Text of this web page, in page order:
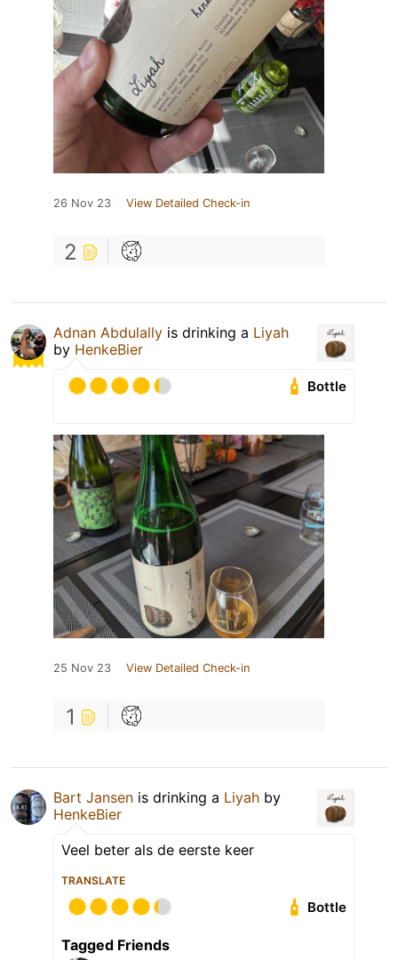
26 Nov 23 View Detailed Check-in
2
Adnan Abdulally is drinking a Liyah
by HenkeBier
Bottle
25 Nov 23 View Detailed Check-in
1
Bart Jansen is drinking a Liyah by
HenkeBier
Veel beter als de eerste keer
TRANSLATE
Bottle
Tagged Friends